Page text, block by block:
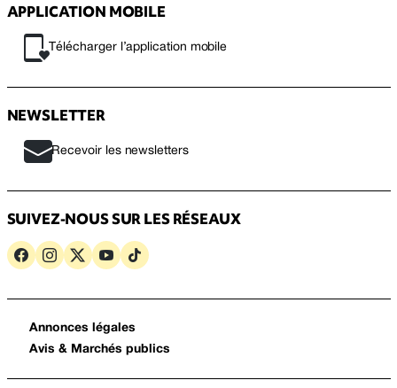
APPLICATION MOBILE
Télécharger l’application mobile
NEWSLETTER
Recevoir les newsletters
SUIVEZ-NOUS SUR LES RÉSEAUX
Annonces légales
Avis & Marchés publics